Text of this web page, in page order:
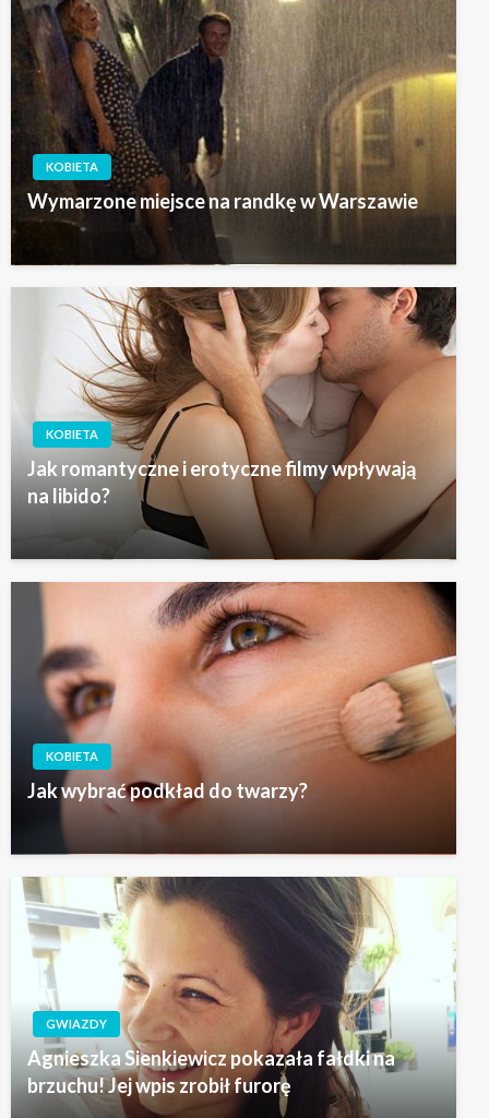
KOBIETA
Wymarzone miejsce na randkę w Warszawie
KOBIETA
Jak romantyczne i erotyczne filmy wpływają
na libido?
KOBIETA
Jak wybrać podkład do twarzy?
GWIAZDY
Agnieszka Sienkiewicz pokazała fałdki na
brzuchu! Jej wpis zrobił furorę